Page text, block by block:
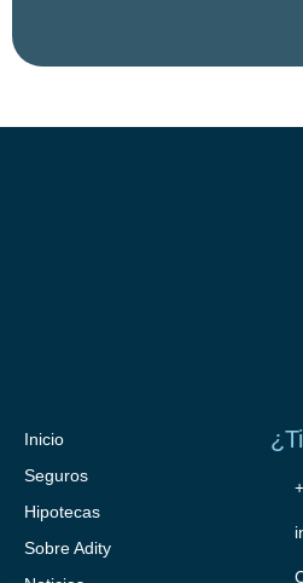
Inicio
Seguros
Hipotecas
Sobre Adity